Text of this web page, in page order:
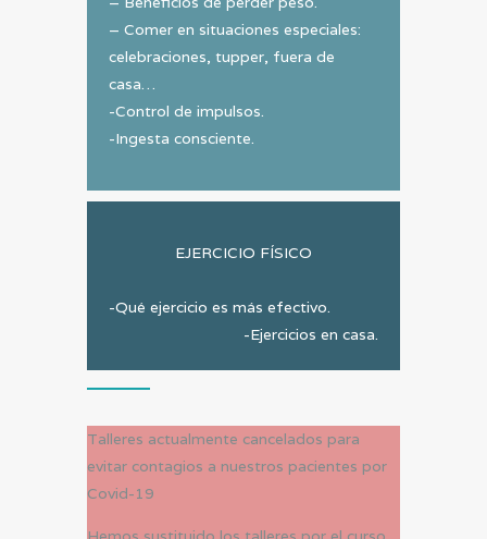
– Comer en situaciones especiales:
celebraciones, tupper, fuera de
casa…
-Control de impulsos.
-Ingesta consciente.
EJERCICIO FÍSICO
-Qué ejercicio es más efectivo.
-Ejercicios en casa.
Talleres actualmente cancelados para
evitar contagios a nuestros pacientes por
Covid-19